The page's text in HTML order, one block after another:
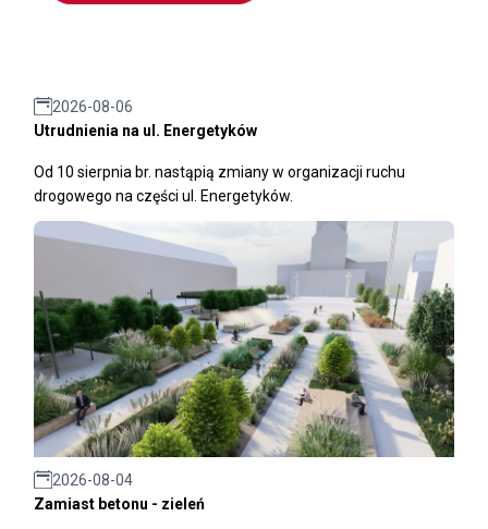
2026-08-06
Utrudnienia na ul. Energetyków
Od 10 sierpnia br. nastąpią zmiany w organizacji ruchu
drogowego na części ul. Energetyków.
2026-08-04
Zamiast betonu - zieleń